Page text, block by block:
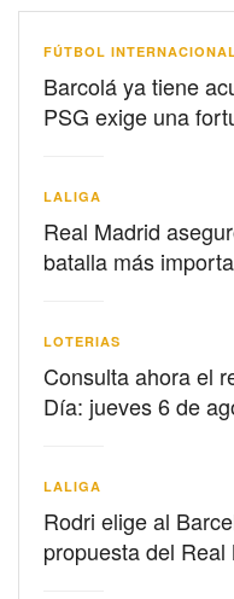
FÚTBOL
Barcolá ya tiene
PSG exige una
LALIGA
Real Madrid
batalla más
LOTERIAS
Consulta ahora el
Día: jueves 6 de
LALIGA
Rodri elige al
propuesta del Real